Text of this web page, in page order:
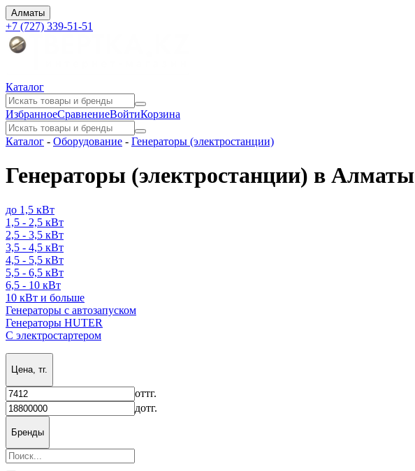
Алматы
+7 (727) 339-51-51
Каталог
ИзбранноеСравнениеВойтиКорзина
Каталог - Оборудование - Генераторы (электростанции)
Генераторы (электростанции) в Алматы
до 1,5 кВт
1,5 - 2,5 кВт
2,5 - 3,5 кВт
3,5 - 4,5 кВт
4,5 - 5,5 кВт
5,5 - 6,5 кВт
6,5 - 10 кВт
10 кВт и больше
Генераторы с автозапуском
Генераторы HUTER
С электростартером
Цена, тг.
оттг.
дотг.
Бренды